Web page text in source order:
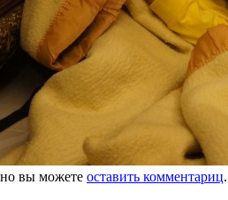
вы можете оставить комментариц.